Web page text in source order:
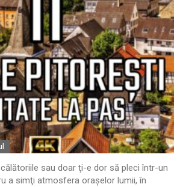
sau doar ţi-e dor să pleci într-un
a simţi atmosfera oraşelor lumii, în